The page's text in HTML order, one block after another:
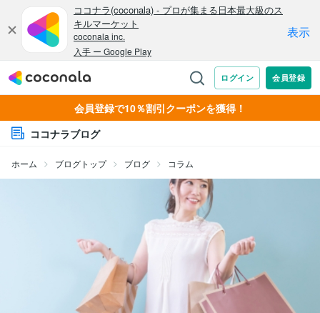
会員登録で10％割引クーポンを獲得！
ココナラブログ
ホーム ブログトップ ブログ コラム